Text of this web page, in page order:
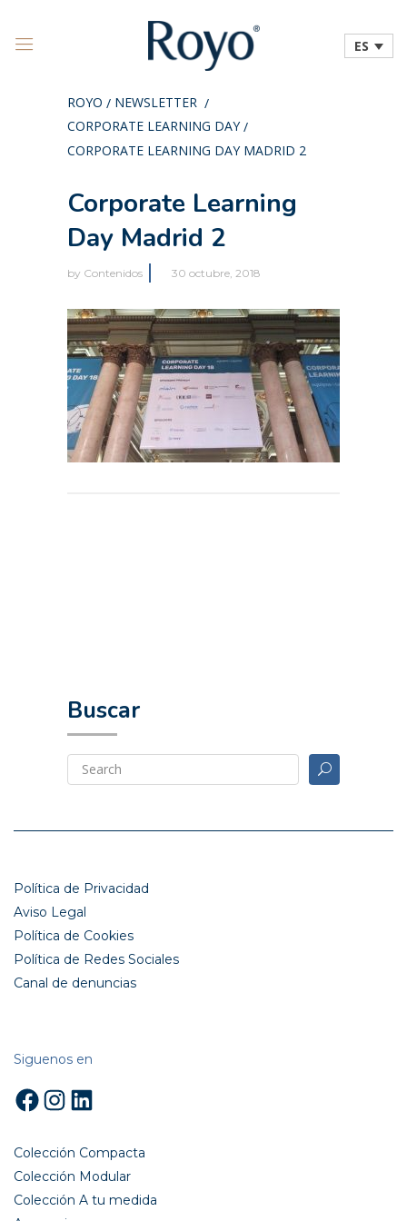
ES
ROYO / NEWSLETTER /
CORPORATE LEARNING DAY/
CORPORATE LEARNING DAY MADRID 2
Corporate Learning
Day Madrid 2
by Contenidos 30 octubre, 2018
Buscar
Política de Privacidad
Aviso Legal
Política de Cookies
Política de Redes Sociales
Canal de denuncias
Siguenos en
Facebook
Instagram
LinkedIn
Colección Compacta
Colección Modular
Colección A tu medida